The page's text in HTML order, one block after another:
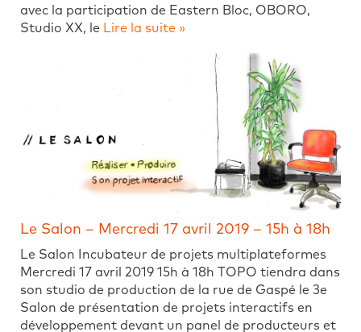
avec la participation de Eastern Bloc, OBORO,
Studio XX, le Lire la suite »
Le Salon – Mercredi 17 avril 2019 – 15h à 18h
Le Salon Incubateur de projets multiplateformes
Mercredi 17 avril 2019 15h à 18h TOPO tiendra dans
son studio de production de la rue de Gaspé le 3e
Salon de présentation de projets interactifs en
développement devant un panel de producteurs et